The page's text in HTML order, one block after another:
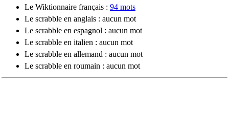
Le Wiktionnaire français : 94 mots
Le scrabble en anglais : aucun mot
Le scrabble en espagnol : aucun mot
Le scrabble en italien : aucun mot
Le scrabble en allemand : aucun mot
Le scrabble en roumain : aucun mot